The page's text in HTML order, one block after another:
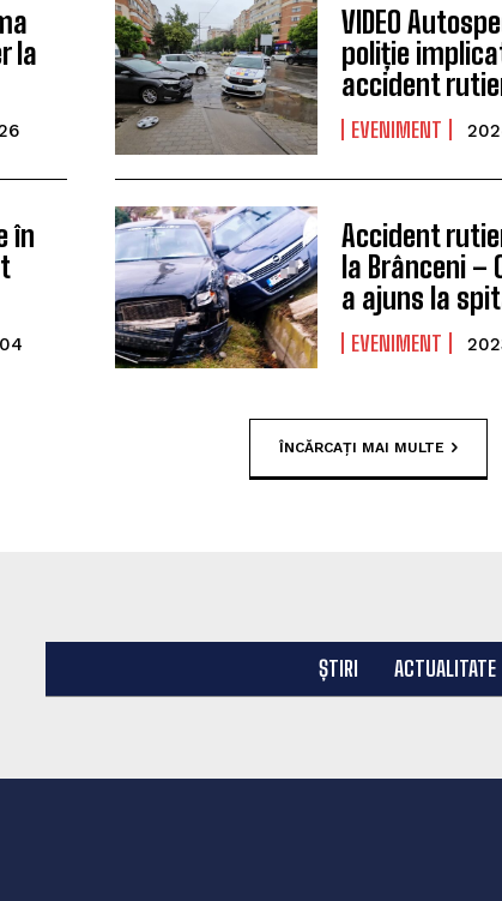
la
VIDEO
poliție
accident
EVENIMENT
în
Accident
la Brânceni –
a ajuns la
EVENIMENT
ÎNCĂRCAȚI MAI MULTE
ȘTIRI ACTUALITATE